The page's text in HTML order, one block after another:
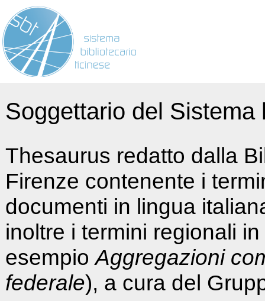
Soggettario del
Thesaurus redatto dalla
Firenze contenente i
documenti in lingua
inoltre i termini regionali
esempioAggregazioni
federale), a cura del